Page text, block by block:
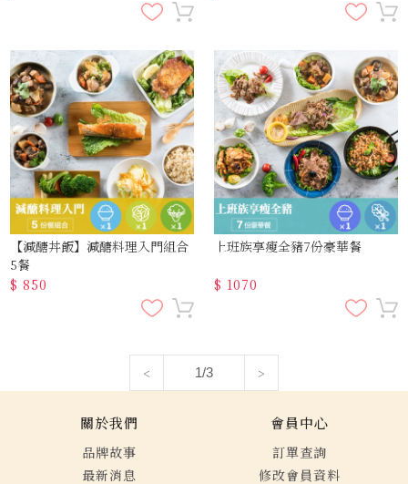
【減醣丼飯】減醣料理入門組合
5餐
$ 850
上班族享瘦全豬7份豪華餐
$ 1070
< 1/3 >
關於我們
品牌故事
最新消息
會員中心
訂單查詢
修改會員資料